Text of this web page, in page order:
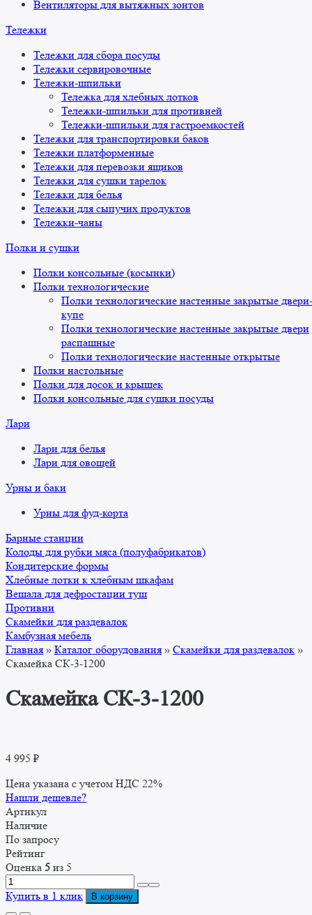
Вентиляторы для вытяжных зонтов
Тележки
Тележки для сбора посуды
Тележки сервировочные
Тележки-шпильки
Тележка для хлебных лотков
Тележки-шпильки для противней
Тележки-шпильки для гастроемкостей
Тележки для транспортировки баков
Тележки платформенные
Тележки для перевозки ящиков
Тележки для сушки тарелок
Тележки для белья
Тележки для сыпучих продуктов
Тележки-чаны
Полки и сушки
Полки консольные (косынки)
Полки технологические
Полки технологические настенные закрытые двери-
купе
Полки технологические настенные закрытые двери
распашные
Полки технологические настенные открытые
Полки настольные
Полки для досок и крышек
Полки консольные для сушки посуды
Лари
Лари для белья
Лари для овощей
Урны и баки
Урны для фуд-корта
Барные станции
Колоды для рубки мяса (полуфабрикатов)
Кондитерские формы
Хлебные лотки к хлебным шкафам
Вешала для дефростации туш
Противни
Скамейки для раздевалок
Камбузная мебель
Главная » Каталог оборудования » Скамейки для раздевалок »
Скамейка СК-3-1200
Скамейка СК-3-1200
4 995 ₽
Цена указана с учетом НДС 22%
Нашли дешевле?
Артикул
Наличие
По запросу
Рейтинг
Оценка 5 из 5
Количество
товара
Купить в 1 клик В корзину